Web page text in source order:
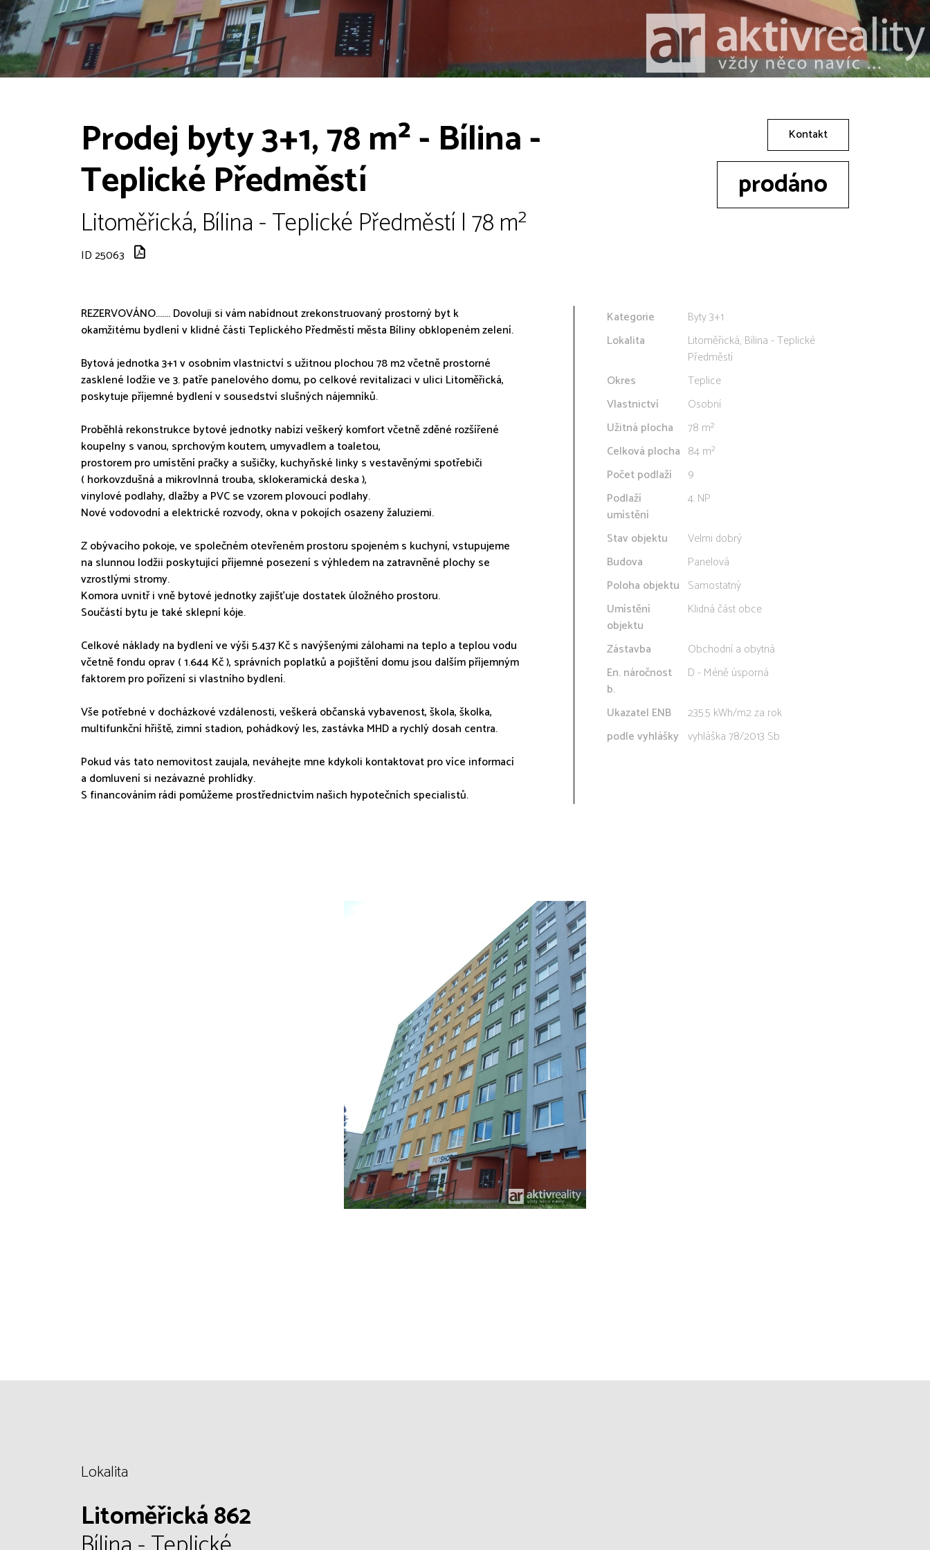
Prodej byty 3+1, 78 m² - Bílina -
Teplické Předměstí
Litoměřická, Bílina - Teplické Předměstí | 78 m²
ID 25063
Kontakt
prodáno
REZERVOVÁNO....... Dovoluji si vám nabídnout zrekonstruovaný prostorný byt k
okamžitému bydlení v klidné části Teplického Předměstí města Bíliny obklopeném zelení.
Bytová jednotka 3+1 v osobním vlastnictví s užitnou plochou 78 m2 včetně prostorné
zasklené lodžie ve 3. patře panelového domu, po celkové revitalizaci v ulici Litoměřická,
poskytuje příjemné bydlení v sousedství slušných nájemníků.
Proběhlá rekonstrukce bytové jednotky nabízí veškerý komfort včetně zděné rozšířené
koupelny s vanou, sprchovým koutem, umyvadlem a toaletou,
prostorem pro umístění pračky a sušičky, kuchyňské linky s vestavěnými spotřebiči
( horkovzdušná a mikrovlnná trouba, sklokeramická deska ),
vinylové podlahy, dlažby a PVC se vzorem plovoucí podlahy.
Nové vodovodní a elektrické rozvody, okna v pokojích osazeny žaluziemi.
Z obývacího pokoje, ve společném otevřeném prostoru spojeném s kuchyní, vstupujeme
na slunnou lodžii poskytující příjemné posezení s výhledem na zatravněné plochy se
vzrostlými stromy.
Komora uvnitř i vně bytové jednotky zajišťuje dostatek úložného prostoru.
Součástí bytu je také sklepní kóje.
Celkové náklady na bydlení ve výši 5.437 Kč s navýšenými zálohami na teplo a teplou vodu
včetně fondu oprav ( 1.644 Kč ), správních poplatků a pojištění domu jsou dalším příjemným
faktorem pro pořízení si vlastního bydlení.
Vše potřebné v docházkové vzdálenosti, veškerá občanská vybavenost, škola, školka,
multifunkční hřiště, zimní stadion, pohádkový les, zastávka MHD a rychlý dosah centra.
Pokud vás tato nemovitost zaujala, neváhejte mne kdykoli kontaktovat pro více informací
a domluvení si nezávazné prohlídky.
S financováním rádi pomůžeme prostřednictvím našich hypotečních specialistů.
Kategorie
Byty 3+1
Lokalita
Litoměřická, Bílina - Teplické
Předměstí
Okres
Teplice
Vlastnictví
Osobní
Užitná plocha
78 m²
Celková plocha 84 m²
Počet podlaží
9
Podlaží
umístění
4. NP
Stav objektu
Velmi dobrý
Budova
Panelová
Poloha objektu Samostatný
Umístění
objektu
Klidná část obce
Zástavba
Obchodní a obytná
En. náročnost
b.
D - Méně úsporná
Ukazatel ENB
235.5 kWh/m2 za rok
podle vyhlášky vyhláška 78/2013 Sb
Lokalita
Litoměřická 862